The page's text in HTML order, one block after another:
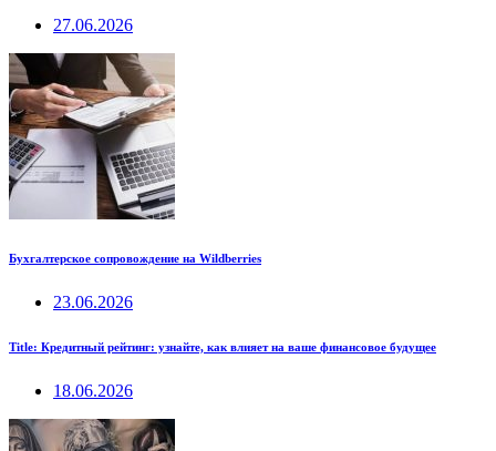
27.06.2026
Бухгалтерское сопровождение на Wildberries
23.06.2026
Title: Кредитный рейтинг: узнайте, как влияет на ваше финансовое будущее
18.06.2026